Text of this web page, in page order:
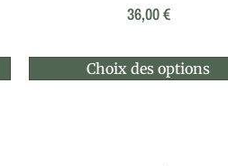
36,00€
Choix des options